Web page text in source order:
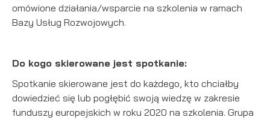
omówione działania/wsparcie na szkolenia w ramach
Bazy Usług Rozwojowych.
Do kogo skierowane jest spotkanie:
Spotkanie skierowane jest do każdego, kto chciałby
dowiedzieć się lub pogłębić swoją wiedzę w zakresie
funduszy europejskich w roku 2020 na szkolenia. Grupa